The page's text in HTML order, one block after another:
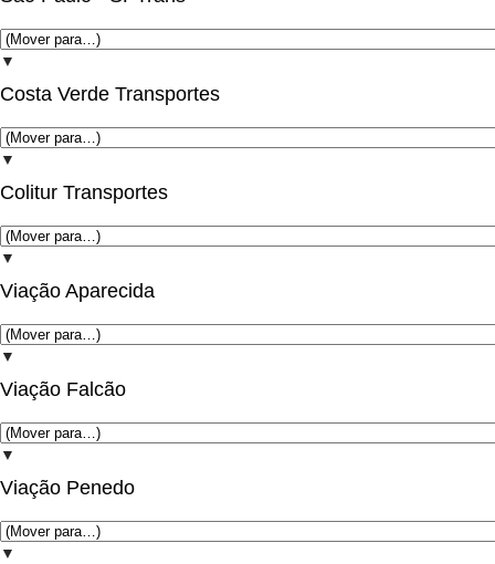
▼
Costa Verde Transportes
▼
Colitur Transportes
▼
Viação Aparecida
▼
Viação Falcão
▼
Viação Penedo
▼